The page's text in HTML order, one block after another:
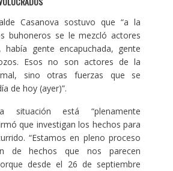
Casanova sostuvo que “a la
buhoneros se le mezcló actores
había gente encapuchada, gente
Esos no son actores de la
sino otras fuerzas que se
de hoy (ayer)”.
situación está “plenamente
que investigan los hechos para
“Estamos en pleno proceso
de hechos que nos parecen
desde el 26 de septiembre